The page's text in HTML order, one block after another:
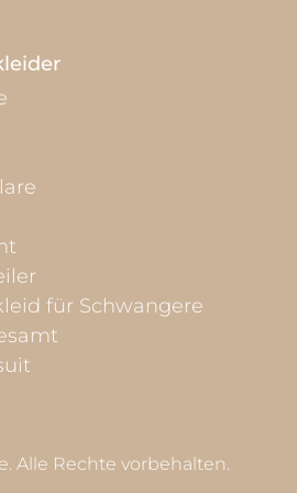
für Schwangere
Alle Rechte vorbehalten.